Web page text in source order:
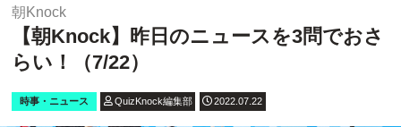
朝Knock
【朝Knock】昨日のニュースを3問でおさ
らい！（7/22）
時事・ニュース QuizKnock編集部 2022.07.22